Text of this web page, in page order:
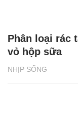
NHỊP SỐNG
Phân loại rác
vỏ hộp sữa